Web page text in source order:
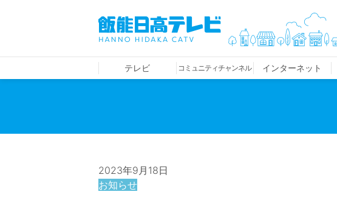
テレビ コミュニティチャンネル インターネット
2023年9月18日
お知らせ